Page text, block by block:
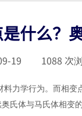
什么？
19 1088 次
力学行为。而相
氏体与马氏体相变